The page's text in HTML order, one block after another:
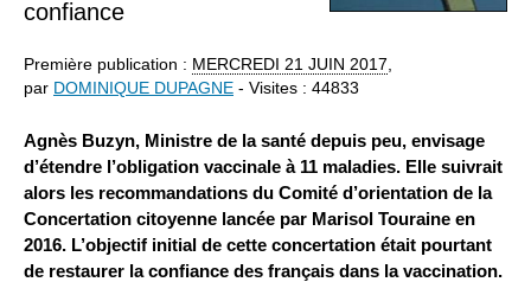
confiance
Première publication : MERCREDI 21 JUIN 2017,
par DOMINIQUE DUPAGNE - Visites : 44833
Agnès Buzyn, Ministre de la santé depuis peu, envisage
d’étendre l’obligation vaccinale à 11 maladies. Elle suivrait
alors les recommandations du Comité d’orientation de la
Concertation citoyenne lancée par Marisol Touraine en
2016. L’objectif initial de cette concertation était pourtant
de restaurer la confiance des français dans la vaccination.